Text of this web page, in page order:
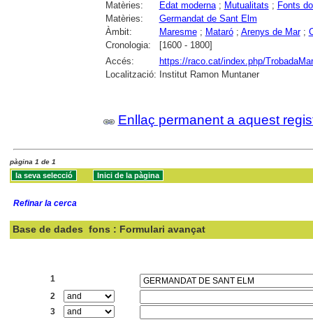
Matèries: Edat moderna; Mutualitats ; Fonts
Matèries:
Germandat de Sant Elm
Àmbit:
Maresme; Mataró; Arenys de Mar;
Cronologia:
[1600 - 1800]
Accés:
https://raco.cat/index.php/
Localització: Institut Ramon Muntaner
Enllaç permanent a aquest
pàgina 1 de 1
Refinar la cerca
Base de dades fons : Formulari avançat
1
2
3